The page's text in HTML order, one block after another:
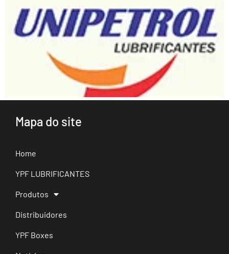
Mapa do site
Home
YPF LUBRIFICANTES
Produtos
Distribuidores
YPF Boxes